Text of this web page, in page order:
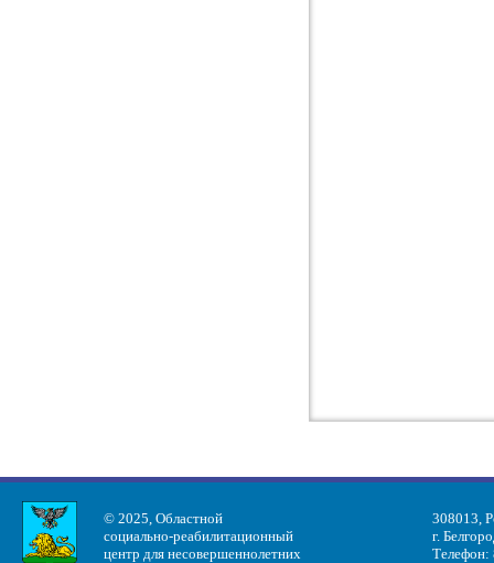
© 2025, Областной
социально-реабилитационный
центр для несовершеннолетних
308013,
г.